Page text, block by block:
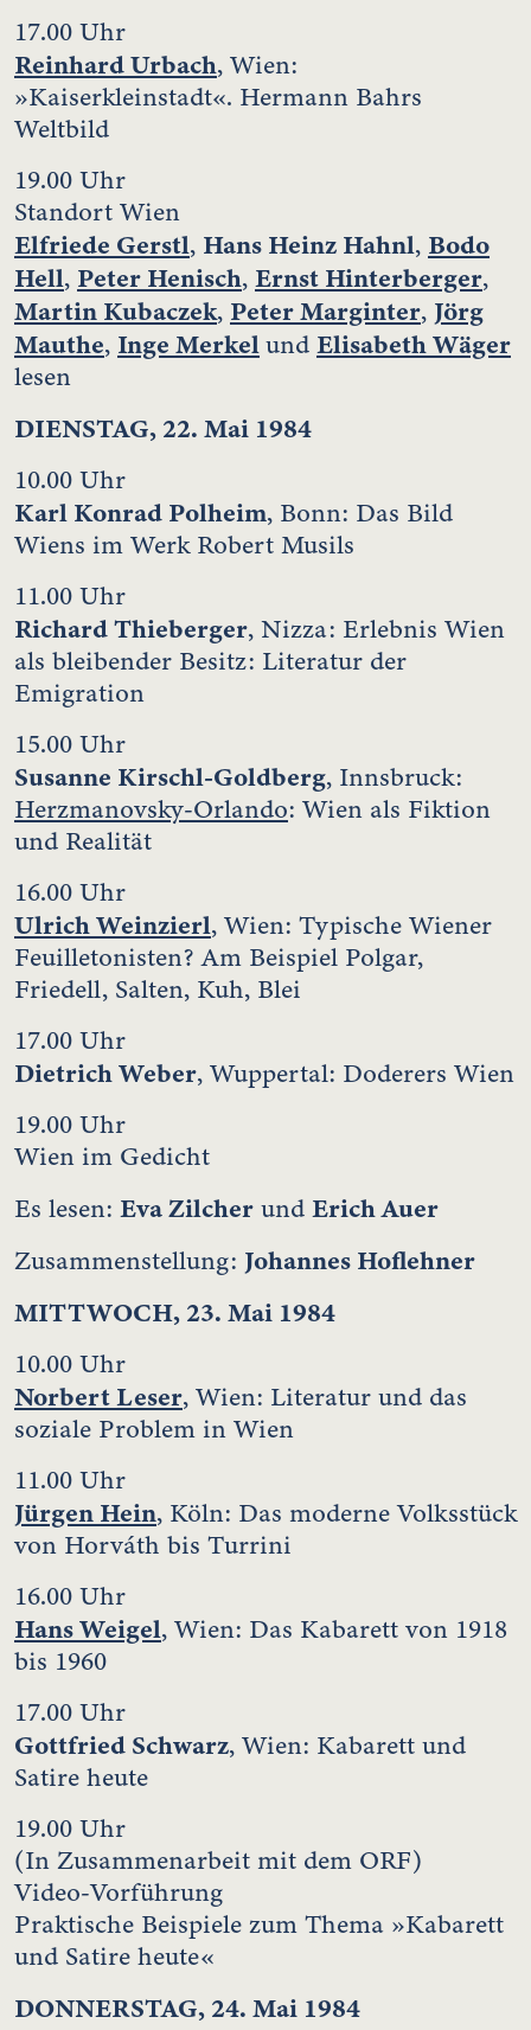
17.00 Uhr
Reinhard Urbach, Wien:
»Kaiserkleinstadt«. Hermann Bahrs
Weltbild
19.00 Uhr
Standort Wien
Elfriede Gerstl, Hans Heinz Hahnl, Bodo
Hell, Peter Henisch, Ernst Hinterberger,
Martin Kubaczek, Peter Marginter, Jörg
Mauthe, Inge Merkelund Elisabeth Wäger
lesen
DIENSTAG, 22. Mai 1984
10.00 Uhr
Karl Konrad Polheim, Bonn: Das Bild
Wiens im Werk Robert Musils
11.00 Uhr
Richard Thieberger, Nizza: Erlebnis Wien
als bleibender Besitz: Literatur der
Emigration
15.00 Uhr
Susanne Kirschl-Goldberg, Innsbruck:
Herzmanovsky-Orlando: Wien als Fiktion
und Realität
16.00 Uhr
Ulrich Weinzierl, Wien: Typische Wiener
Feuilletonisten? Am Beispiel Polgar,
Friedell, Salten, Kuh, Blei
17.00 Uhr
Dietrich Weber, Wuppertal: Doderers Wien
19.00 Uhr
Wien im Gedicht
Es lesen: Eva Zilcher und Erich Auer
Zusammenstellung: Johannes Hoflehner
MITTWOCH, 23. Mai 1984
10.00 Uhr
Norbert Leser, Wien: Literatur und das
soziale Problem in Wien
11.00 Uhr
Jürgen Hein, Köln: Das moderne Volksstück
von Horváth bis Turrini
16.00 Uhr
Hans Weigel, Wien: Das Kabarett von 1918
bis 1960
17.00 Uhr
Gottfried Schwarz, Wien: Kabarett und
Satire heute
19.00 Uhr
(In Zusammenarbeit mit dem ORF)
Video-Vorführung
Praktische Beispiele zum Thema »Kabarett
und Satire heute«
DONNERSTAG, 24. Mai 1984